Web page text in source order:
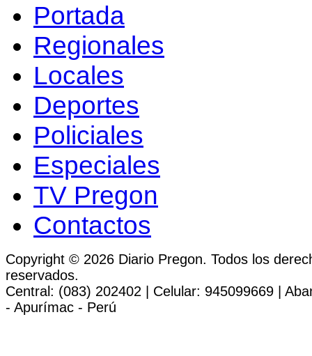
Portada
Regionales
Locales
Deportes
Policiales
Especiales
TV Pregon
Contactos
Copyright © 2026 Diario Pregon. Todos los
reservados.
Central: (083) 202402 | Celular: 945099669 |
- Apurímac - Perú